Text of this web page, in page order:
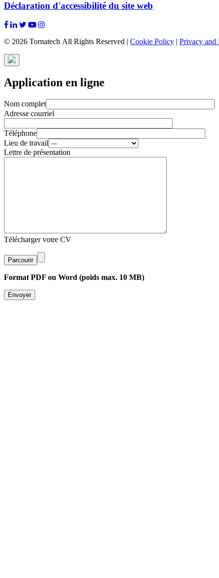
Déclaration d'accessibilité du site web
© 2026 Tornatech All Rights Reserved | Cookie Policy | Privacy and
Application en ligne
Nom complet
Adresse courriel
Téléphone
Lieu de travail
Lettre de présentation
Télécharger votre CV
Parcourir
Format PDF ou Word (poids max. 10 MB)